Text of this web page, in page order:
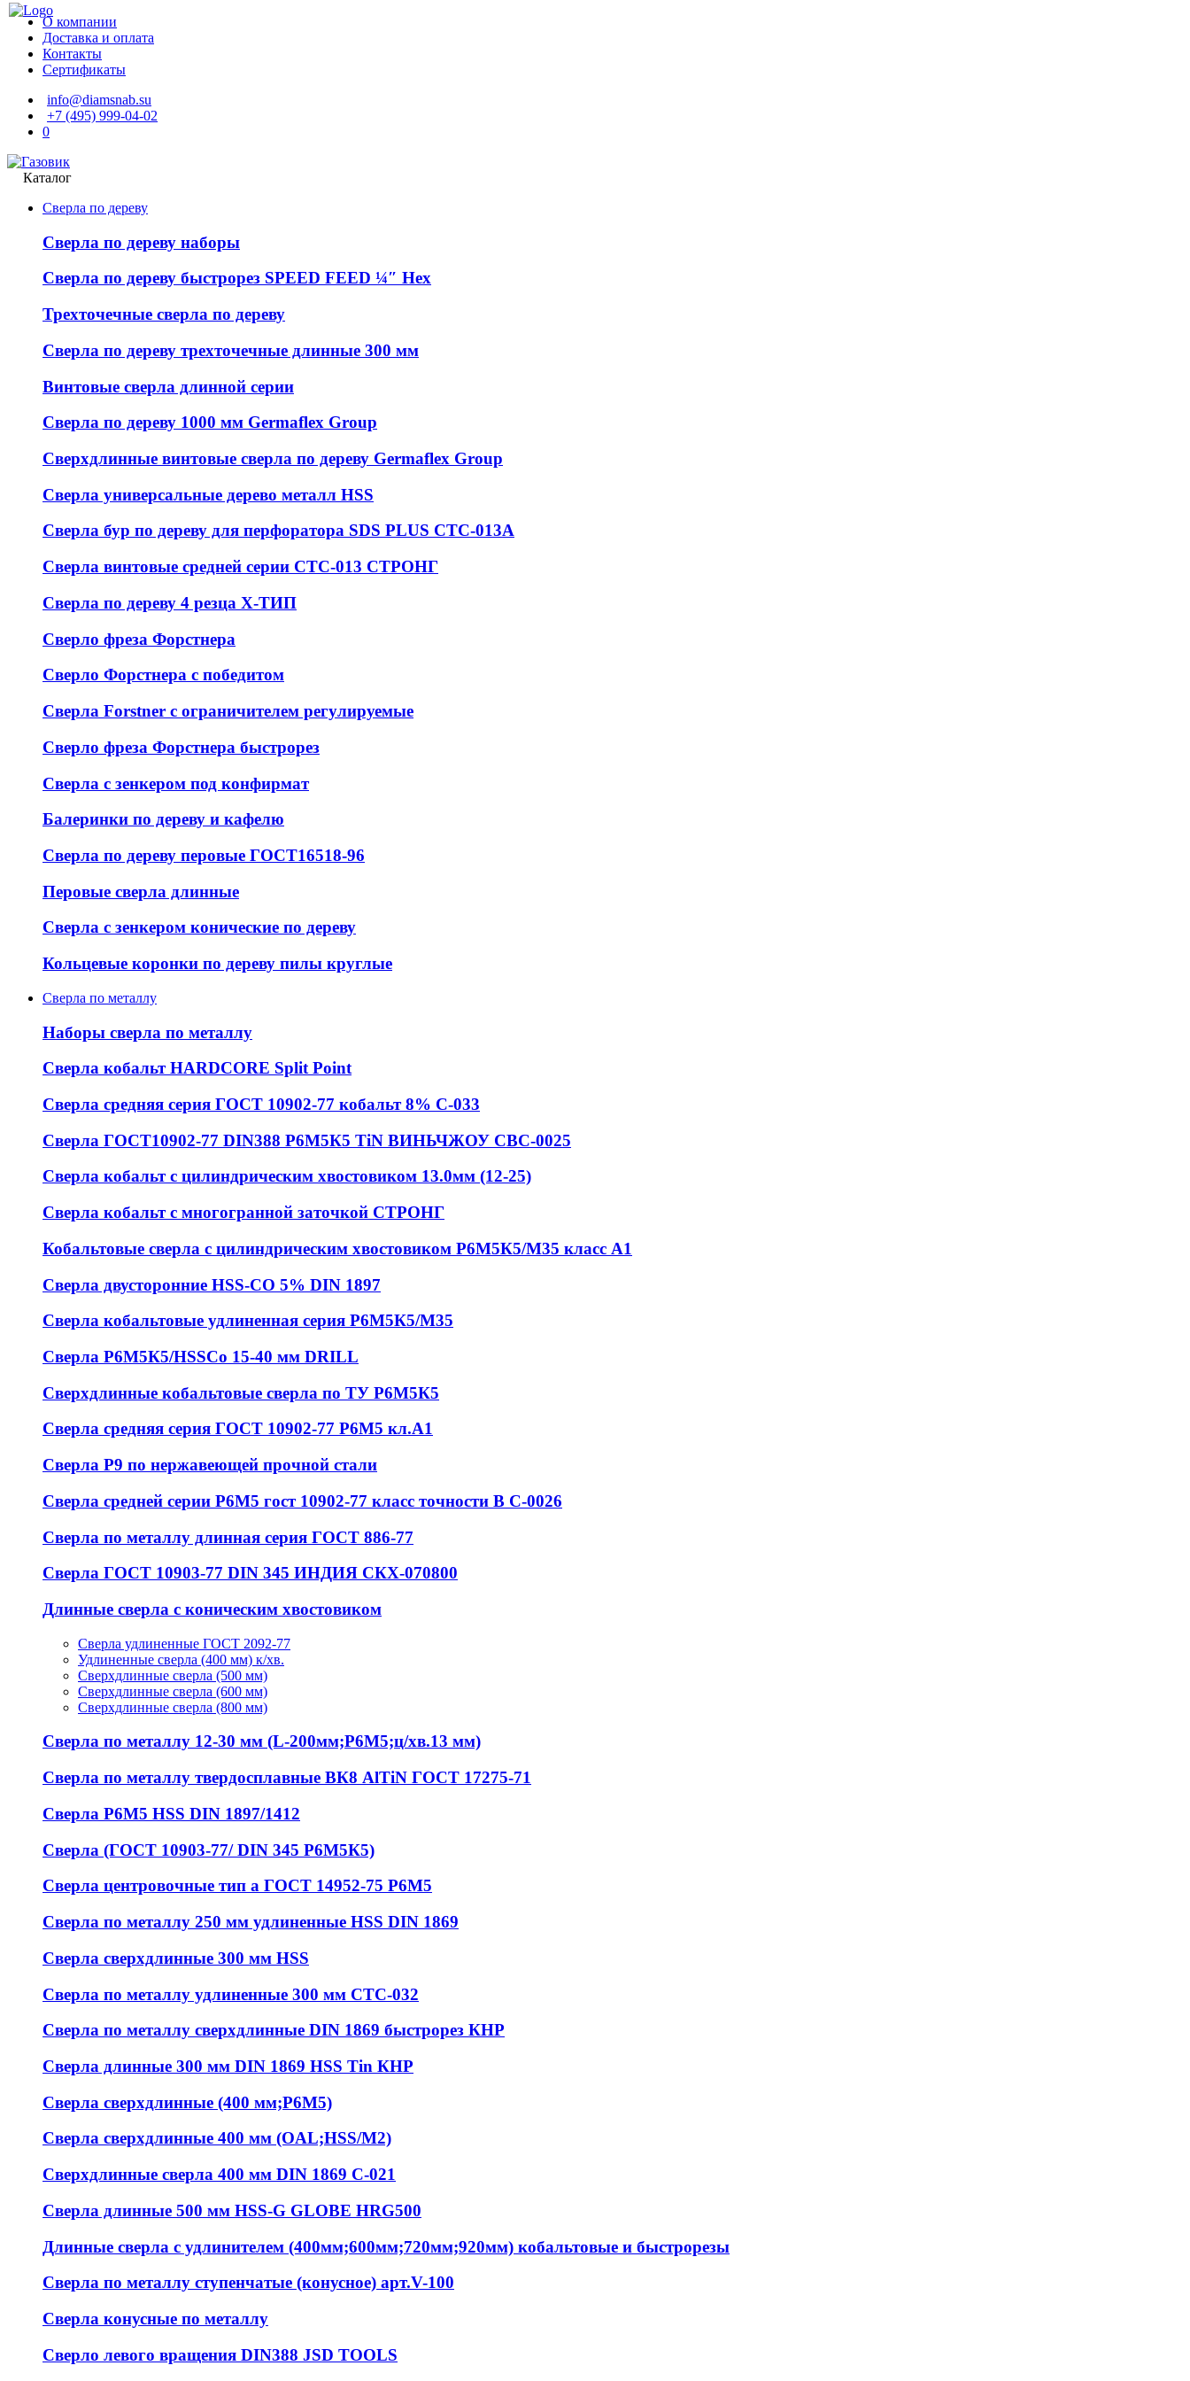
О компании
Доставка и оплата
Контакты
Сертификаты
info@diamsnab.su
+7 (495) 999-04-02
0
Каталог
Сверла по дереву
Сверла по дереву наборы
Сверла по дереву быстрорез SPEED FEED ¼″ Hex
Трехточечные сверла по дереву
Сверла по дереву трехточечные длинные 300 мм
Винтовые сверла длинной серии
Сверла по дереву 1000 мм Germaflex Group
Сверхдлинные винтовые сверла по дереву Germaflex Group
Сверла универсальные дерево металл HSS
Cверла бур по дереву для перфоратора SDS PLUS СТС-013А
Сверла винтовые средней серии СТС-013 СТРОНГ
Сверла по дереву 4 резца Х-ТИП
Сверло фреза Форстнера
Сверло Форстнера с победитом
Сверла Forstner с ограничителем регулируемые
Сверло фреза Форстнера быстрорез
Сверла с зенкером под конфирмат
Балеринки по дереву и кафелю
Сверла по дереву перовые ГОСТ16518-96
Перовые сверла длинные
Сверла с зенкером конические по дереву
Кольцевые коронки по дереву пилы круглые
Сверла по металлу
Наборы сверла по металлу
Сверла кобальт HARDCORE Split Point
Сверла средняя серия ГОСТ 10902-77 кобальт 8% С-033
Сверла ГОСТ10902-77 DIN388 Р6М5К5 TiN ВИНЬЧЖОУ СВС-0025
Сверла кобальт с цилиндрическим хвостовиком 13.0мм (12-25)
Сверла кобальт с многогранной заточкой СТРОНГ
Кобальтовые сверла с цилиндрическим хвостовиком Р6М5К5/М35 класс А1
Сверла двусторонние HSS-CO 5% DIN 1897
Сверла кобальтовые удлиненная серия Р6М5К5/М35
Сверла Р6М5К5/HSSCo 15-40 мм DRILL
Сверхдлинные кобальтовые сверла по ТУ Р6М5К5
Сверла средняя серия ГОСТ 10902-77 Р6М5 кл.А1
Сверла Р9 по нержавеющей прочной стали
Сверла средней серии Р6М5 гост 10902-77 класс точности В С-0026
Сверла по металлу длинная серия ГОСТ 886-77
Сверла ГОСТ 10903-77 DIN 345 ИНДИЯ СКХ-070800
Длинные сверла с коническим хвостовиком
Сверла удлиненные ГОСТ 2092-77
Удлиненные сверла (400 мм) к/хв.
Сверхдлинные сверла (500 мм)
Сверхдлинные сверла (600 мм)
Сверхдлинные сверла (800 мм)
Сверла по металлу 12-30 мм (L-200мм;Р6М5;ц/хв.13 мм)
Сверла по металлу твердосплавные ВК8 AlTiN ГОСТ 17275-71
Сверла Р6М5 HSS DIN 1897/1412
Сверла (ГОСТ 10903-77/ DIN 345 Р6М5К5)
Сверла центровочные тип а ГОСТ 14952-75 Р6М5
Сверла по металлу 250 мм удлиненные HSS DIN 1869
Сверла сверхдлинные 300 мм HSS
Сверла по металлу удлиненные 300 мм СТС-032
Сверла по металлу сверхдлинные DIN 1869 быстрорез КНР
Сверла длинные 300 мм DIN 1869 HSS Tin КНР
Сверла сверхдлинные (400 мм;Р6М5)
Сверла сверхдлинные 400 мм (OAL;HSS/M2)
Сверхдлинные сверла 400 мм DIN 1869 С-021
Сверла длинные 500 мм HSS-G GLOBE HRG500
Длинные сверла с удлинителем (400мм;600мм;720мм;920мм) кобальтовые и быстрорезы
Сверла по металлу ступенчатые (конусное) арт.V-100
Сверла конусные по металлу
Сверло левого вращения DIN388 JSD TOOLS